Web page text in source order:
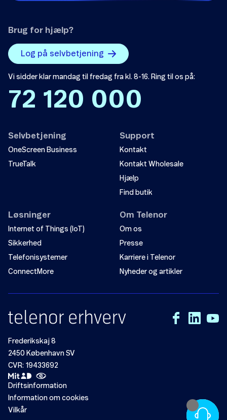
Brug for hjælp?
Log på selvbetjening
Vi sidder klar mandag til fredag fra kl. 8-16. Ring til os på:
72 120 000
Selvbetjening
OneScreen Business
TrueTalk
Support
Kontakt
Kontakt Wholesale
Hjælp
Find butik
Løsninger
Internet of Things (IoT)
Sikkerhed
Telefonisystemer
ConnectMore
Om Telenor
Om os
Presse
Karriere i Telenor
Nyheder og artikler
Frederikskaj 8
2450 København SV
CVR: 19433692
Driftsinformation
Information om cookies
Vilkår